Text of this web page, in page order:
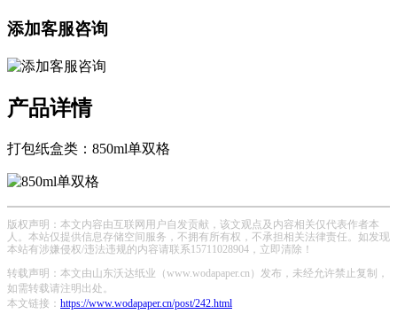
添加客服咨询
产品详情
打包纸盒类：850ml单双格
版权声明：本文内容由互联网用户自发贡献，该文观点及内容相关仅代表作者本
人。本站仅提供信息存储空间服务，不拥有所有权，不承担相关法律责任。如发现
本站有涉嫌侵权/违法违规的内容请联系15711028904，立即清除！
转载声明：本文由山东沃达纸业（www.wodapaper.cn）发布，未经允许禁止复制，
如需转载请注明出处。
本文链接： https://www.wodapaper.cn/post/242.html